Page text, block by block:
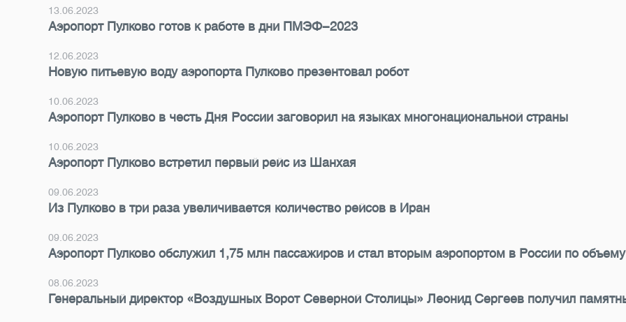
13.06.2023
Аэропорт Пулково готов к работе в дни ПМЭФ-2023
12.06.2023
Новую питьевую воду аэропорта Пулково презентовал робот
10.06.2023
Аэропорт Пулково в честь Дня России заговорил на языках многонациональной страны
10.06.2023
Аэропорт Пулково встретил первый рейс из Шанхая
09.06.2023
Из Пулково в три раза увеличивается количество рейсов в Иран
09.06.2023
Аэропорт Пулково обслужил 1,75 млн пассажиров и стал вторым аэропортом в России по
08.06.2023
Генеральный директор «Воздушных Ворот Северной Столицы» Леонид Сергеев получил